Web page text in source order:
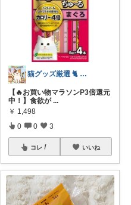
猫グッズ厳選 🐈 にゃん具市場 🌈
【🔥お買い物マラソンP3倍還元
中！】食欲が ...
￥ 1,498
0 0 3
コレ いいね